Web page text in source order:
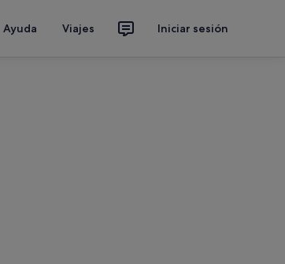
Ayuda Viajes Iniciar sesión